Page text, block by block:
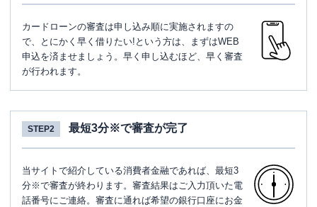
カードローンの審査は申し込み順に実施されますの
で、とにかく早く借りたい!という方は、まずはWEB
申込を済ませましょう。早く申し込むほど、早く審査
が行われます。
STEP2 最短3分※で審査が完了
当サイトで紹介している消費者金融であれば、最短3
分※で審査が終わります。審査結果はご入力頂いた電
話番号にご連絡。審査に通れば希望の銀行口座にお金